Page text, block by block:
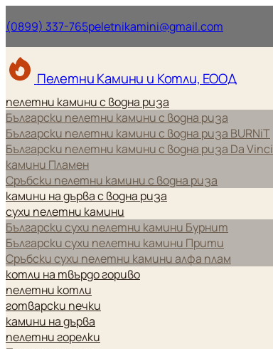
(0899) 337-765Нашият телефонен номер.
peletnikamini@gmail.com
Пелетни Камини и Котли, ЕООД
пелетни камини с водна риза
Български пелетни камини с водна риза
Български пелетни камини с водна риза BURNiT
Български пелетни камини с водна риза Da Vinci
камини Пламен
Сръбски пелетни камини с водна риза
камини на дърва с водна риза
сухи пелетни камини
Български сухи пелетни камини Бурнит
Български сухи пелетни камини Прити
Сръбски сухи пелетни камини алфа плам
котли на твърдо гориво
пелетни котли
готварски печки
камини на дърва
пелетни горелки